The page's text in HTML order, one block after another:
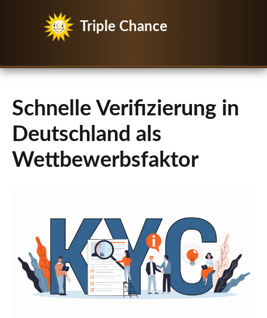
Triple Chance
Schnelle Verifizierung in
Deutschland als
Wettbewerbsfaktor